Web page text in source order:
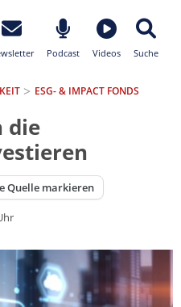
Podcast Videos Suche
ESG- & IMPACT FONDS
die
Quelle markieren